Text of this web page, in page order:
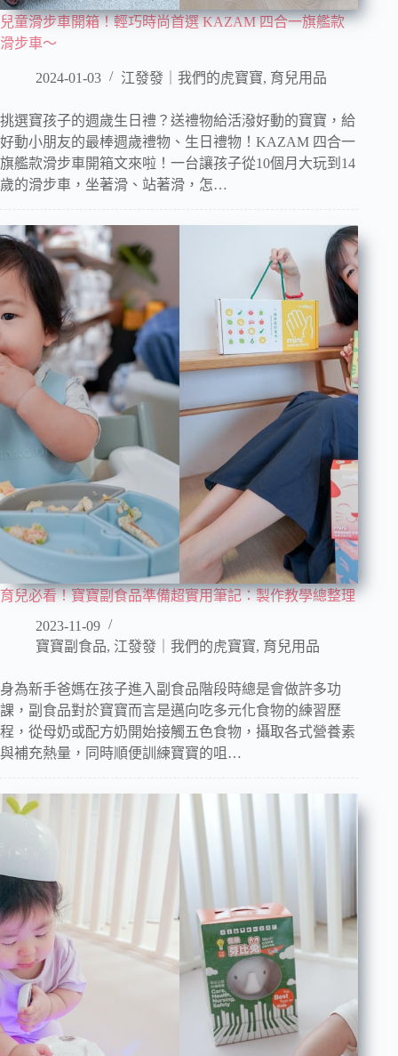
兒童滑步車開箱！輕巧時尚首選 KAZAM 四合一旗艦款
滑步車～
2024-01-03 江發發｜我們的虎寶寶, 育兒用品
挑選寶孩子的週歲生日禮？送禮物給活潑好動的寶寶，給
好動小朋友的最棒週歲禮物、生日禮物！KAZAM 四合一
旗艦款滑步車開箱文來啦！一台讓孩子從10個月大玩到14
歲的滑步車，坐著滑、站著滑，怎…
育兒必看！寶寶副食品準備超實用筆記：製作教學總整理
2023-11-09
寶寶副食品, 江發發｜我們的虎寶寶, 育兒用品
身為新手爸媽在孩子進入副食品階段時總是會做許多功
課，副食品對於寶寶而言是邁向吃多元化食物的練習歷
程，從母奶或配方奶開始接觸五色食物，攝取各式營養素
與補充熱量，同時順便訓練寶寶的咀…